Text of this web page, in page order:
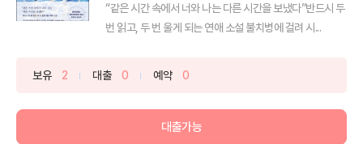
“같은 시간 속에서 너와 나는 다른 시간을 보냈다”반드시 두
번 읽고, 두 번 울게 되는 연애 소설 불치병에 걸려 시...
보유 2 대출 0 예약 0
대출가능